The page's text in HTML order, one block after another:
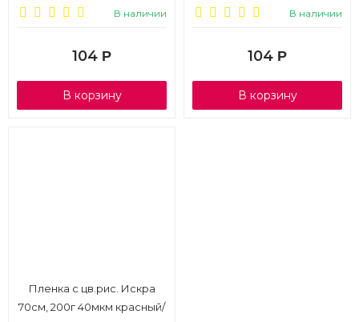
В наличии
104 Р
В корзину
В наличии
104 Р
В корзину
Пленка с цв.рис. Искра
70см, 200г 40мкм красный/